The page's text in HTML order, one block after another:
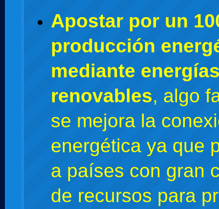
Apostar por un
producción
mediante
renovables, algo
se mejora la
energética ya que
a países con gran
de recursos para